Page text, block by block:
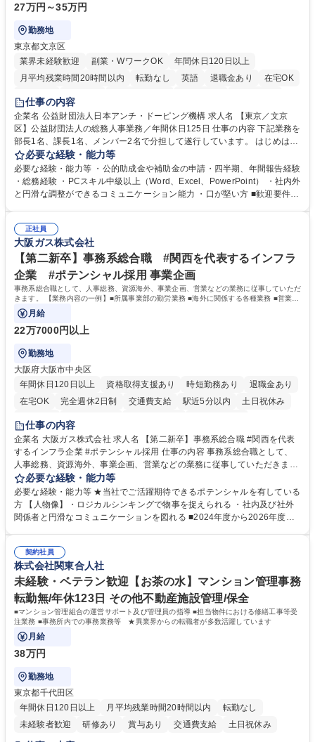
27万円～35万円
勤務地
東京都文京区
業界未経験歓迎
副業・WワークOK
年間休日120日以上
月平均残業時間20時間以内
転勤なし 英語 退職金あり
在宅OK
賞与あり
育休あり
食事補助あり
仕事の内容
企業名 公益財団法人日本アンチ・ドーピング機構 求人名 【東京／文京
区】公益財団法人の総務人事業務／年間休日125日 仕事の内容 下記業務を
部長1名、課長1名、メンバー2名で分担して遂行しています。 はじめは担
当者として業務を覚えていただき、ゆくゆくはリーダーやマネージャーポ
ジションとして活躍いただくことを期待しています。 【総務・人事グルー
プの業務内容】 ・人事制度関連 ・採用活動 ・教育研修の企画、実行 ・勤
怠管理 ・官公庁への各種提出 ・法定の会議運営（評議員会、理事会） ・
管理 ・福利厚生関連 ・職員からの問合せ、相談対応 ・その他日常の総務
業務全般 募集職種 【東京／文京区】公益財団法人の総務人事業務／年間
休日125日
必要な経験・能力等
必要な経験・能力等 ・公的助成金や補助金の申請・四半期、年間報告経験
・総務経験 ・PCスキル中級以上（Word、Excel、PowerPoint） ・社内外
と円滑な調整ができるコミュニケーション能力 ・口が堅い方 ■歓迎要件
正社員
大阪ガス株式会社
【第二新卒】事務系総合職 #関西を代表するインフラ
企業 #ポテンシャル採用 事業企画
事務系総合職として、人事総務、資源海外、事業企画、営業などの業務に従事していただ
きます。 【業務内容の一例】■所属事業部の勤労業務 ■海外に関係する各種業務 ■営業部
門の企画スタッフ、ルート営業
月給
22万7000円以上
勤務地
大阪府大阪市中央区
年間休日120日以上
資格取得支援あり 時短勤務あり
退職金あり
在宅OK
完全週休2日制 交通費支給 駅近5分以内
土日祝休み
服装自由
第二新卒歓迎
仕事の内容
企業名 大阪ガス株式会社 求人名 【第二新卒】事務系総合職 #関西を代表
するインフラ企業 #ポテンシャル採用 仕事の内容 事務系総合職として、
人事総務、資源海外、事業企画、営業などの業務に従事していただきま
す。 【業務内容の一例】■所属事業部の勤労業務 ■海外に関係する各種業
務 ■営業部門の企画スタッフ、ルート営業 【キャリアパス】入社後の配属
ポジションで一定期間ご活躍頂いた後、本人の適性及び将来のキャリアを
鑑みてジョブローテーションを行います。 【育成】OJTでの現場育成や研
表するインフラ企業 #ポテンシャル採用
必要な経験・能力等
必要な経験・能力等 ★当社でご活躍期待できるポテンシャルを有している
方 【人物像】・ロジカルシンキングで物事を捉えられる ・社内及び社外
関係者と円滑なコミュニケーションを図れる ■2024年度から2026年度ま
72.html ■エネルギーセキュリティの不安定化や気候変動による自然災害の
甚大化など、これまで以上に社会課題解決の重要性が高まっています。
「未来の日常」の創造に向けて持続可能な社会の実現に貢献してまいりま
す。 学歴・資格 学歴：大学院 大学 語学力： 資格：
契約社員
株式会社関東合人社
未経験・ベテラン歓迎【お茶の水】マンション管理事務
転勤無/年休123日 その他不動産施設管理/保全
■マンション管理組合の運営サポート及び管理員の指導 ■担当物件における修繕工事等受
注業務 ■事務所内での事務業務等 ★異業界からの転職者が多数活躍しています
月給
38万円
勤務地
東京都千代田区
年間休日120日以上
月平均残業時間20時間以内
転勤なし
未経験者歓迎
研修あり 賞与あり 交通費支給 土日祝休み